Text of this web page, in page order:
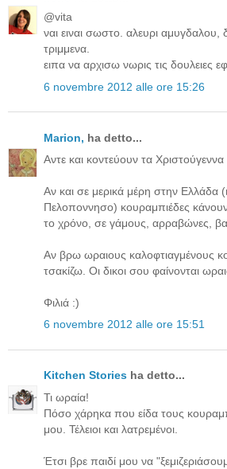
@vita
ναι ειναι σωστο. αλευρι
τριμμενα.
ειπα να αρχισω νωρις τις δουλειες
6 novembre 2012 alle ore 15:26
Μarion, ha detto...
Aντε και κοντεύουν τα
Αν και σε μερικά μέρη στην Ελλάδα
Πελοποννησο) κουραμπιέδες
το χρόνο, σε γάμους, αρραβώνες,
Αν βρω ωραιους καλοφτιαγμένους
τσακίζω. Οι δικοι σου φαίνονται
Φιλιά :)
6 novembre 2012 alle ore 15:51
Kitchen Stories ha detto...
Τι ωραία!
Πόσο χάρηκα που είδα τους
μου. Τέλειοι και λατρεμένοι.
Έτσι βρε παιδί μου να